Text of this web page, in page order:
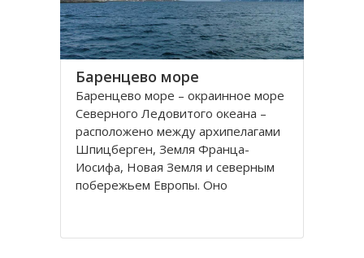
Баренцево море
Баренцево море – окраинное море
Северного Ледовитого океана –
расположено между архипелагами
Шпицберген, Земля Франца-
Иосифа, Новая Земля и северным
побережьем Европы. Оно
поверхности составляет 1424